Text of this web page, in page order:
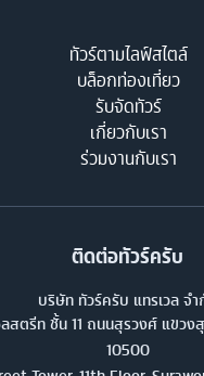
ทัวร์ตามไลฟ์สไตล์
บล็อกท่องเที่ยว
รับจัดทัวร์
เกี่ยวกับเรา
ร่วมงานกับเรา
ติดต่อทัวร์ครับ
บริษัท ทัวร์ครับ แทรเวล จ
สตรีท ชั้น 11 ถนนสุรวงศ์ แขวง
10500